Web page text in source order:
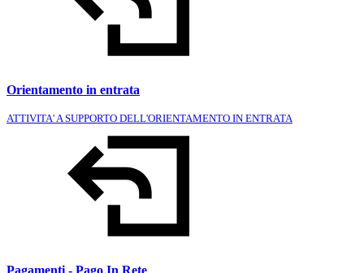
Orientamento in entrata
ATTIVITA' A SUPPORTO DELL'ORIENTAMENTO IN ENTRATA
Pagamenti - Pago In Rete